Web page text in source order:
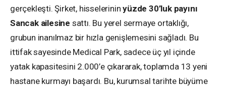
gerçekleşti. Şirket, hisselerininyüzde 30’luk payını
Sancak ailesine sattı. Bu yerel sermaye ortaklığı,
grubun inanılmaz bir hızla genişlemesini sağladı. Bu
ittifak sayesinde Medical Park, sadece üç yıl içinde
yatak kapasitesini 2.000’e çıkararak, toplamda 13 yeni
hastane kurmayı başardı. Bu, kurumsal tarihte büyüme